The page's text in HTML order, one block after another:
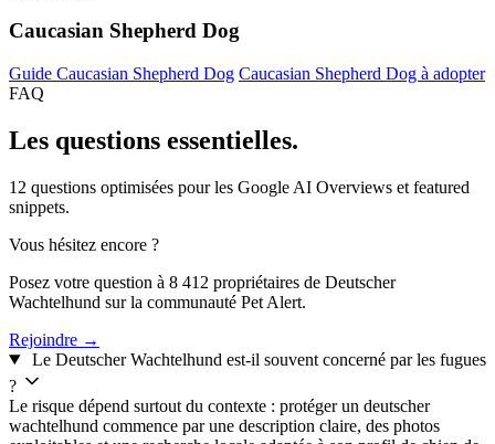
Caucasian Shepherd Dog
Guide Caucasian Shepherd Dog Caucasian Shepherd Dog à adopter
FAQ
Les questions essentielles.
12 questions optimisées pour les Google AI Overviews et featured
snippets.
Vous hésitez encore ?
Posez votre question à 8 412 propriétaires de Deutscher
Wachtelhund sur la communauté Pet Alert.
Rejoindre →
Le Deutscher Wachtelhund est-il souvent concerné par les fugues
?
Le risque dépend surtout du contexte : protéger un deutscher
wachtelhund commence par une description claire, des photos